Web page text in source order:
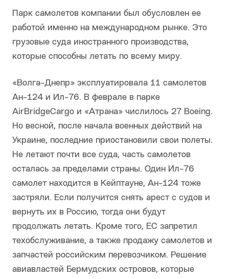
Парк самолетов компании был обусловлен ее
работой именно на международном рынке. Это
грузовые суда иностранного производства,
которые способны летать по всему миру.
«Волга-Днепр» эксплуатировала 11 самолетов
Ан-124 и Ил-76. В феврале в парке
AirBridgeCargo и «Атрана» числилось 27 Boeing.
Но весной, после начала военных действий на
Украине, последние приостановили свои полеты.
Не летают почти все суда, часть самолетов
осталась за пределами страны. Один Ил-76
самолет находится в Кейптауне, Ан-124 тоже
застряли. Если получится снять арест с судов и
вернуть их в Россию, тогда они будут
продолжать летать. Кроме того, ЕС запретил
техобслуживание, а также продажу самолетов и
запчастей российским перевозчиком. Решение
авиавластей Бермудских островов, которые